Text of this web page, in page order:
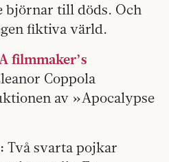
björnar till döds. Och
fiktiva värld.
filmmaker’s
Coppola
av »Apocalypse
Två svarta pojkar